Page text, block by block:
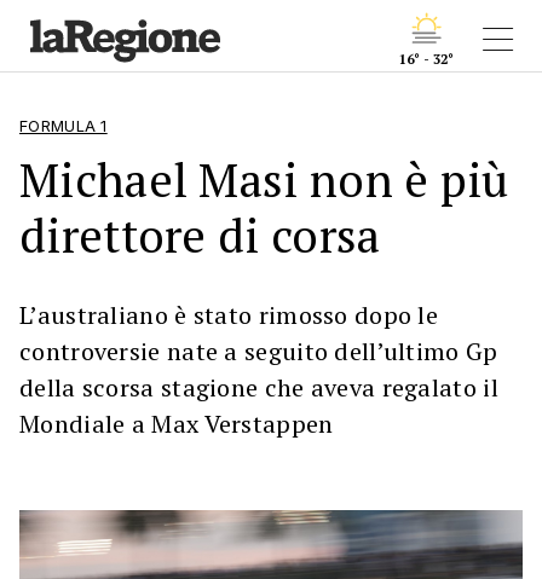
16° - 32°
FORMULA 1
Michael Masi non è più
direttore di corsa
L’australiano è stato rimosso dopo le
controversie nate a seguito dell’ultimo Gp
della scorsa stagione che aveva regalato il
Mondiale a Max Verstappen